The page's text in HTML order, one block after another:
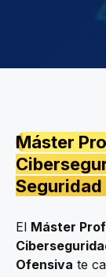
Máster
El Máster
Ofensiva te